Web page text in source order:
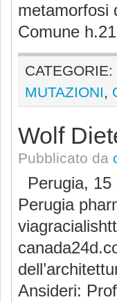
metamorfosi
Comune
CATEGORIE:
MUTAZIONI,
Wolf
Pubblicato da
Perugia, 15
Perugia
Ansideri: